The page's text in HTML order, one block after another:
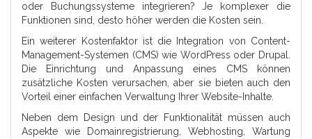
oder Buchungssysteme integrieren? Je komplexer die
Funktionen sind, desto höher werden die Kosten sein.
Ein weiterer Kostenfaktor ist die Integration von Content-
Management-Systemen (CMS) wie WordPress oder Drupal.
Die Einrichtung und Anpassung eines CMS können
zusätzliche Kosten verursachen, aber sie bieten auch den
Vorteil einer einfachen Verwaltung Ihrer Website-Inhalte.
Neben dem Design und der Funktionalität müssen auch
Aspekte wie Domainregistrierung, Webhosting, Wartung